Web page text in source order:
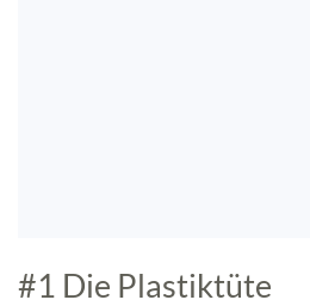
#1 Die Plastiktüte